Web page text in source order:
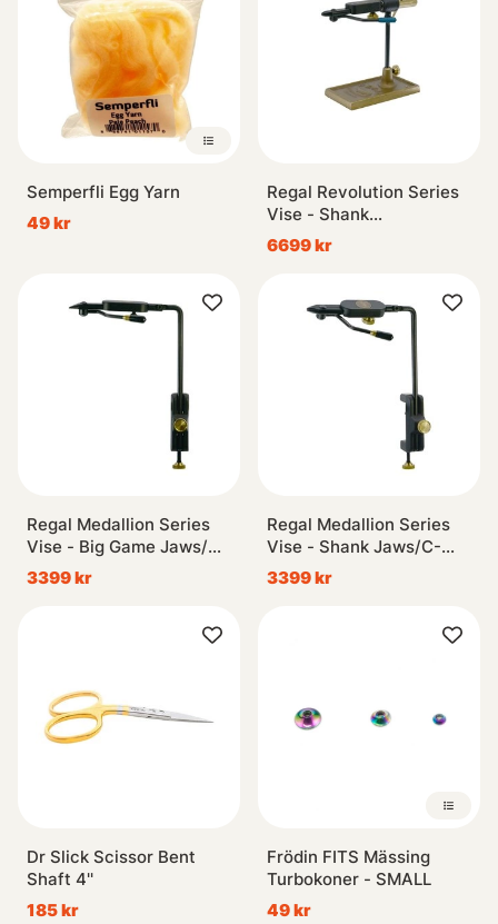
Semperfli Egg Yarn
49 kr
Regal Revolution Series
Vise - Shank
Head/Bronze Traditional
Base
6699 kr
Regal Medallion Series
Vise - Big Game Jaws/C-
Clamp
3399 kr
Regal Medallion Series
Vise - Shank Jaws/C-
Clamp
3399 kr
Dr Slick Scissor Bent
Shaft 4''
185 kr
Frödin FITS Mässing
Turbokoner - SMALL
49 kr